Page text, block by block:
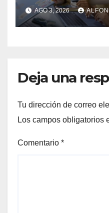
AGO 3, 2026
Deja una
Tu dirección de correo
Los campos obligatorios
Comentario *